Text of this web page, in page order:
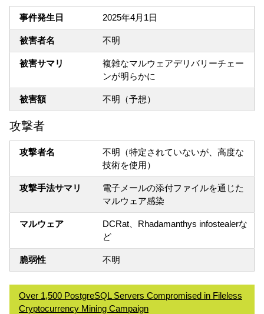
事件発生日 2025年4月1日
被害者名 不明
被害サマリ
複雑なマルウェアデリバリーチェー
ンが明らかに
被害額 不明（予想）
攻撃者
攻撃者名
不明（特定されていないが、高度な
技術を使用）
攻撃手法サマリ
電子メールの添付ファイルを通じた
マルウェア感染
マルウェア
DCRat、Rhadamanthys infostealerな
ど
脆弱性 不明
Over 1,500 PostgreSQL Servers Compromised in Fileless
Cryptocurrency Mining Campaign